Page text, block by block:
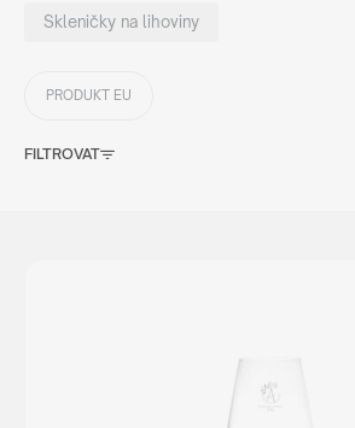
Skleničky na lihoviny
PRODUKT EU
FILTROVAT